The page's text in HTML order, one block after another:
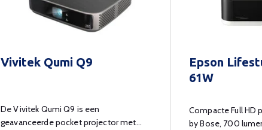
Vivitek Qumi Q9
De Vivitek Qumi Q9 is een
geavanceerde pocket projector met
Epson
61W
Compacte Full HD
by Bose, 700